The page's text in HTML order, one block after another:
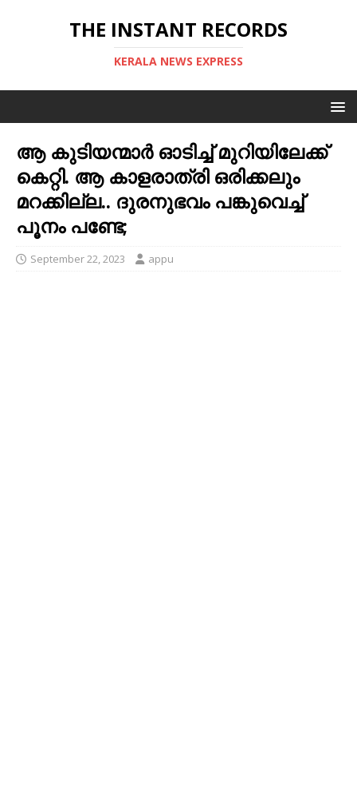
THE INSTANT RECORDS
KERALA NEWS EXPRESS
ആ കുടിയന്മാര്‍ ഓടിച്ച് മുറിയിലേക്ക്
കെറ്റി. ആ കാളരാത്രി ഒരിക്കലും
മറക്കില്ല.. ദുരനുഭവം പങ്കുവെച്ച്
പൂനം പണ്ടേ;
September 22, 2023 appu